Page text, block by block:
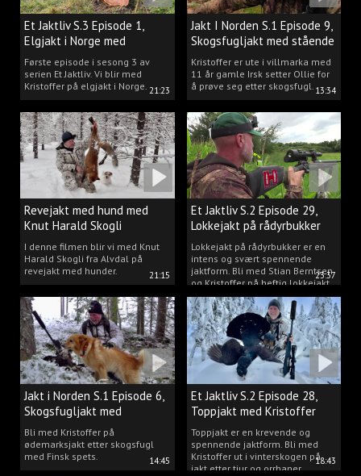
21:23
Et Jaktliv S.3 Episode 1,
Elgjakt i Norge med
Kristoffer Clausen
Første episode i sesong 3 av
serien Et Jaktliv. Vi blir med
Kristoffer på elgjakt i Norge.
13:34
Jakt I Norden S.1 Episode 9,
Skogsfugljakt med stående
hund.
Kristoffer er ute i villmarka med
11 år gamle Irsk setter Ollie for
å prøve seg etter skogsfugl.
21:15
Revejakt med hund med
Knut Harald Skogli
I denne filmen blir vi med Knut
Harald Skogli fra Alvdal på
revejakt med hunder.
23:37
Et Jaktliv S.2 Episode 29,
Lokkejakt på rådyrbukker
med Stian og Kristoffer
Lokkejakt på rådyrbukker er en
intens og svært spennende
jaktform. Bli med Stian Berntsen
og Kristoffer på heftig lokkejakt.
14:45
Jakt i Norden S.1 Episode 6,
Skogsfugljakt med
spetshund.
Bli med Kristoffer på
ødemarksjakt etter skogsfugl
med Finsk spets.
18:43
Et Jaktliv S.2 Episode 28,
Toppjakt med Kristoffer
Clausen
Toppjakt er en krevende og
spennende jaktform. Bli med
Kristoffer ut i vinterskogen på
jakt etter tiur og orrhaner.